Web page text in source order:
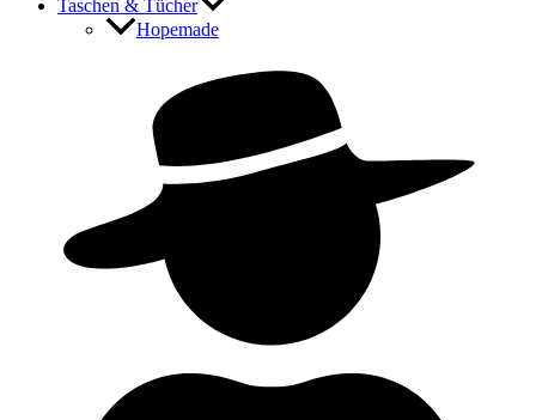
Taschen & Tücher
Hopemade